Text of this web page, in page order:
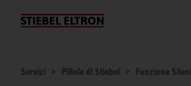
Chi siamo
Servizi Pillole di Stiebel Funzione